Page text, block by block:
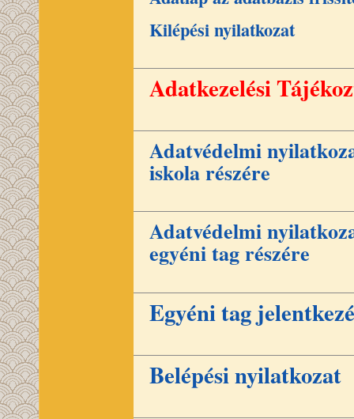
Kilépési nyilatkozat
Adatkezelési
Adatvédelmi
iskola részére
Adatvédelmi
egyéni tag részére
Egyéni tag
Belépési nyilatkozat